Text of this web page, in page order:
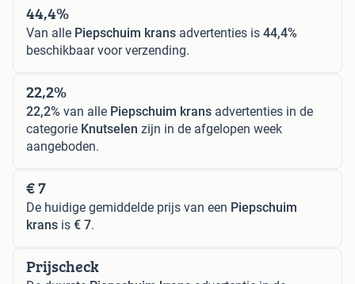
44,4%
Van alle Piepschuim krans advertenties is 44,4%
beschikbaar voor verzending.
22,2%
22,2% van alle Piepschuim krans advertenties in de
categorie Knutselen zijn in de afgelopen week
aangeboden.
€ 7
De huidige gemiddelde prijs van een Piepschuim
krans is € 7.
Prijscheck